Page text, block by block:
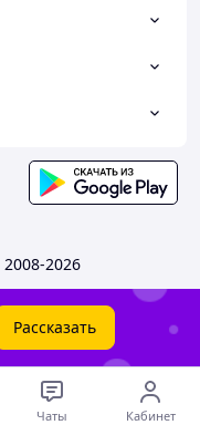
2026
Рассказать
Чаты Кабинет